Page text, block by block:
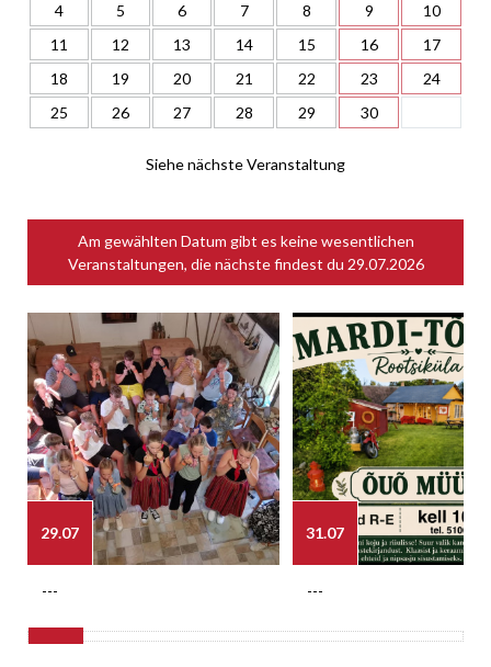
4
5 6 7 8 9
10
11
12 13 14 15 16
17
18
19 20 21 22 23
24
25
26 27 28 29 30
Siehe nächste Veranstaltung
Am gewählten Datum gibt es keine wesentlichen
Veranstaltungen, die nächste findest du 29.07.2026
29.07
---
31.07
---